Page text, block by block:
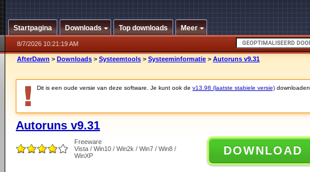
Startpagina Downloads Top downloads Meer
8/7/2026 10:21:19 AM
AfterDawn > Downloads > Systeemtools > Systeeminformatie > Autoruns v9.31
Dit is een oude versie van deze software. Je kunt ook de v13.98 (laatste stabiele versie) downloaden.
Autoruns v9.31
Freeware
Vista / Win10 / Win2k / Win7 / Win8 /
WinXP
DOWNLOAD